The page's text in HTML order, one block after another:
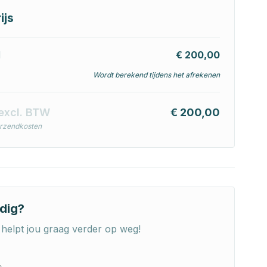
€ 200,00
Wordt berekend tijdens het afrekenen
BTW € 200,00
jou graag verder op weg!